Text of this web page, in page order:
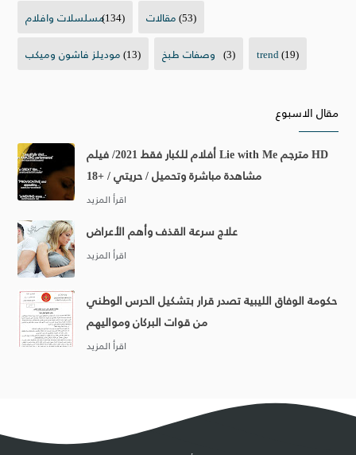
مسلسلات وافلام(134) مقالات(53)
موديلز فاشون وميكب(13) وصفات طبخ (3) trend(19)
مقال الاسبوع
أفلام للكبار فقط 2021/ فيلم Lie with Me مترجم HD
مشاهدة مباشرة وتحميل / حريتي / +18
علاج سرعة القذف وأهم الأعراض
حكومة الوفاق الليبية تصدر قرار بتشكيل الحرس الوطني
من قوات البركان ومواليهم